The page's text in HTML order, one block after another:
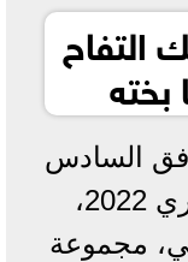
السادس
عشر من شهر ديسمبر الجاري 2022،
مجموعة